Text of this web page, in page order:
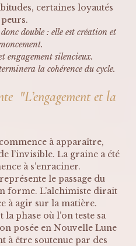
certaines loyautés
double : elle est création et
engagement silencieux.
la cohérence du cycle.
"L’engagement et la
à apparaître,
l’invisible. La graine a été
à s’enraciner.
le passage du
forme. L’alchimiste dirait
à agir sur la matière.
la phase où l’on teste sa
posée en Nouvelle Lune
à être soutenue par des